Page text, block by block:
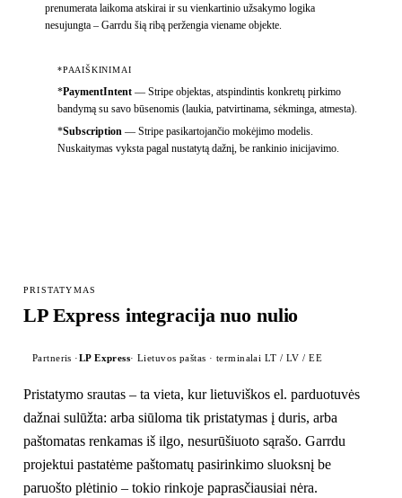
prenumerata laikoma atskirai ir su vienkartinio užsakymo logika
nesujungta – Garrdu šią ribą peržengia viename objekte.
*PAAIŠKINIMAI
*PaymentIntent— Stripe objektas, atspindintis konkretų pirkimo
bandymą su savo būsenomis (laukia, patvirtinama, sėkminga, atmesta).
*Subscription — Stripe pasikartojančio mokėjimo modelis.
Nuskaitymas vyksta pagal nustatytą dažnį, be rankinio inicijavimo.
PRISTATYMAS
LP Express integracija nuo nulio
Partneris ·LP Express·Lietuvos paštas · terminalai LT / LV / EE
Pristatymo srautas – ta vieta, kur lietuviškos el. parduotuvės
dažnai sulūžta: arba siūloma tik pristatymas į duris, arba
paštomatas renkamas iš ilgo, nesurūšiuoto sąrašo. Garrdu
projektui pastatėme paštomatų pasirinkimo sluoksnį be
paruošto plėtinio – tokio rinkoje paprasčiausiai nėra.